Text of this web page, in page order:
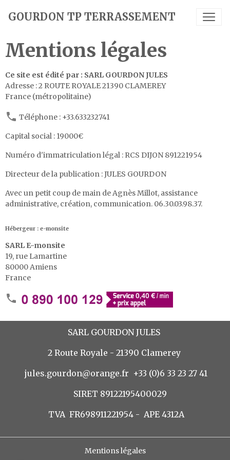
GOURDON TP TERRASSEMENT
Mentions légales
Ce site est édité par : SARL GOURDON JULES
Adresse :2 ROUTE ROYALE 21390 CLAMEREY
France (métropolitaine)
Téléphone : +33.633232741
Capital social : 19000€
Numéro d'immatriculation légal : RCS DIJON 891221954
Directeur de la publication : JULES GOURDON
Avec un petit coup de main de Agnès Millot, assistance
administrative, création, communication. 06.30.03.98.37.
Hébergeur : e-monsite
SARL E-monsite
19, rue Lamartine
80000 Amiens
France
SARL GOURDON JULES
2 Route Royale - 21390 Clamerey
jules.gourdon@orange.fr +33 (0)6 33 23 27 41
SIRET 89122195400029
TVA FR698911221954 - APE 4312A
Mentions légales